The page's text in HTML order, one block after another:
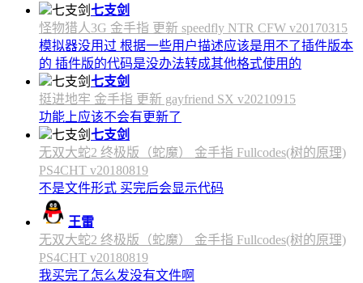
七支剑
怪物猎人3G 金手指 更新 speedfly NTR CFW v20170315
模拟器没用过 根据一些用户描述应该是用不了插件版本
的 插件版的代码是没办法转成其他格式使用的
七支剑
挺进地牢 金手指 更新 gayfriend SX v20210915
功能上应该不会有更新了
七支剑
无双大蛇2 终极版（蛇魔） 金手指 Fullcodes(树的原理)
PS4CHT v20180819
不是文件形式 买完后会显示代码
王雷
无双大蛇2 终极版（蛇魔） 金手指 Fullcodes(树的原理)
PS4CHT v20180819
我买完了怎么发没有文件啊